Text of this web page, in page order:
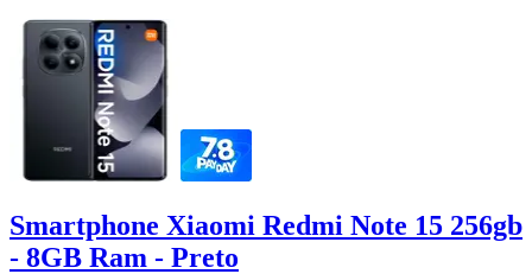
Smartphone Xiaomi Redmi Note 15 256gb
- 8GB Ram - Preto